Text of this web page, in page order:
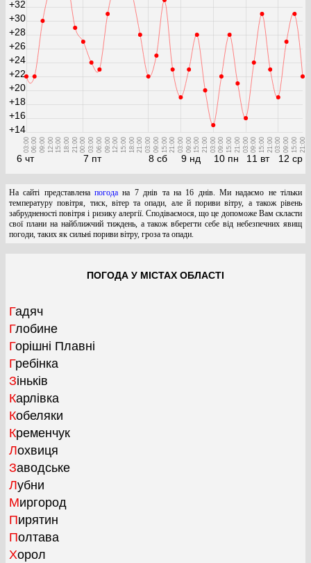
6 чт
03:0006:00 09:00 12:0015:00 18:00 21:00
7 пт
00:00 03:00 06:00 09:0012:00 15:00 18:0021:00
8 сб
03:00 09:00 15:0021:00
9 нд
03:00 09:0015:00 21:00
10 пн
03:0009:00 15:00 21:00
11 вт
03:0009:00 15:00 21:00
12 ср
03:00 09:00 15:00 21:00
+14
+16
+18
+20
+22
+24
+26
+28
+30
+32
На сайті представленапогода на 7 днів та на 16 днів. Ми надаємо не тільки
температуру повітря, тиск, вітер та опади, але й пориви вітру, а також рівень
забрудненості повітря і ризику алергії. Сподіваємося, що це допоможе Вам скласти
свої плани на найближчий тиждень, а також вберегти себе від небезпечних явищ
погоди, таких як сильні пориви вітру, гроза та опади.
ПОГОДА У МІСТАХ ОБЛАСТІ
Гадяч
Глобине
Горішні Плавні
Гребінка
Зіньків
Карлівка
Кобеляки
Кременчук
Лохвиця
Заводське
Лубни
Миргород
Пирятин
Полтава
Хорол